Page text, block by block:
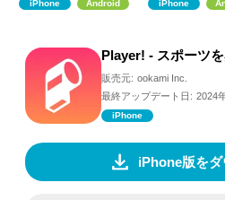
iPhone Android iPhone
Player! - スポーツを
販売元: ookami Inc.
最終アップデート日: 2024
iPhone
iPhone版を